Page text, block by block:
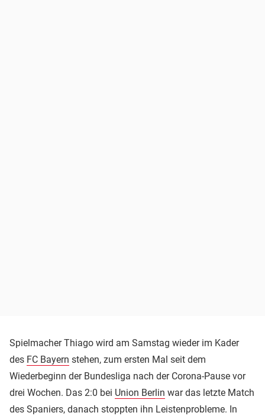
Spielmacher Thiago wird am Samstag wieder im Kader
des FC Bayern stehen, zum ersten Mal seit dem
Wiederbeginn der Bundesliga nach der Corona-Pause vor
drei Wochen. Das 2:0 bei Union Berlin war das letzte Match
des Spaniers, danach stoppten ihn Leistenprobleme. In